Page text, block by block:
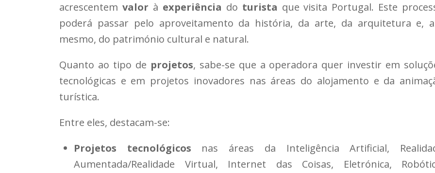
acrescentem valor à experiência do turista que visita Portugal. Este
poderá passar pelo aproveitamento da história, da arte, da arquitetura e,
mesmo, do património cultural e natural.
Quanto ao tipo de projetos, sabe-se que a operadora quer investir em
tecnológicas e em projetos inovadores nas áreas do alojamento e da
turística.
Entre eles, destacam-se:
Projetos tecnológicos nas áreas da Inteligência Artificial,
Aumentada/Realidade Virtual, Internet das Coisas, Eletrónica,